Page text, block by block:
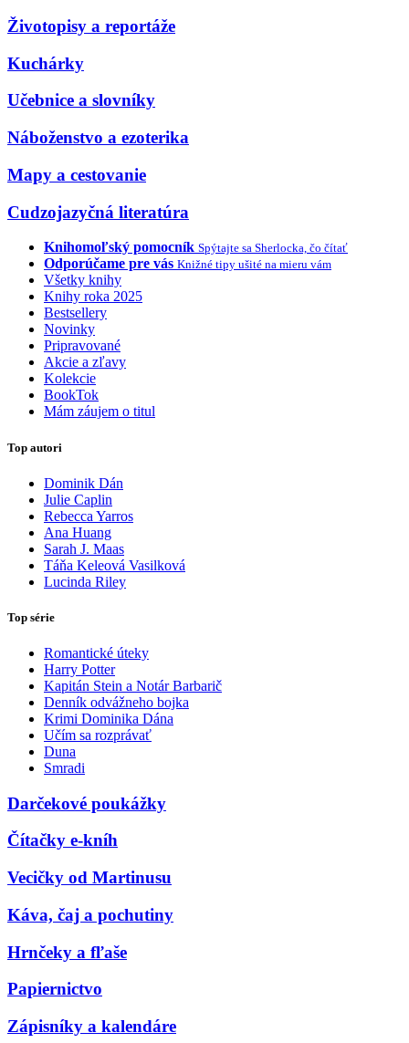
Životopisy a reportáže
Kuchárky
Učebnice a slovníky
Náboženstvo a ezoterika
Mapy a cestovanie
Cudzojazyčná literatúra
Knihomoľský pomocník Spýtajte sa Sherlocka, čo čítať
Odporúčame pre vás Knižné tipy ušité na mieru vám
Všetky knihy
Knihy roka 2025
Bestsellery
Novinky
Pripravované
Akcie a zľavy
Kolekcie
BookTok
Mám záujem o titul
Top autori
Dominik Dán
Julie Caplin
Rebecca Yarros
Ana Huang
Sarah J. Maas
Táňa Keleová Vasilková
Lucinda Riley
Top série
Romantické úteky
Harry Potter
Kapitán Stein a Notár Barbarič
Denník odvážneho bojka
Krimi Dominika Dána
Učím sa rozprávať
Duna
Smradi
Darčekové poukážky
Čítačky e-kníh
Vecičky od Martinusu
Káva, čaj a pochutiny
Hrnčeky a fľaše
Papiernictvo
Zápisníky a kalendáre